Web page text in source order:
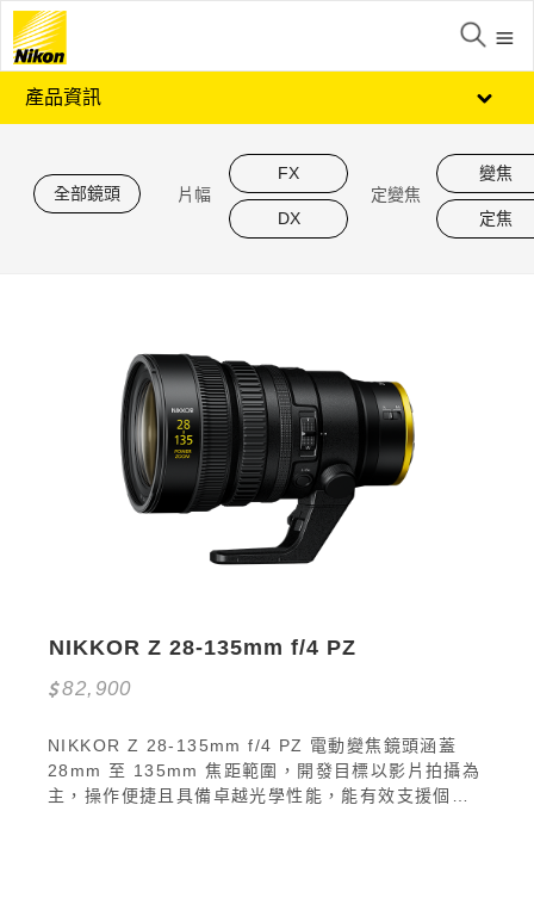
產品資訊
全部鏡頭 片幅
FX
DX
定變焦
變焦
定焦
NIKKOR Z 28-135mm f/4 PZ
82,900
NIKKOR Z 28-135mm f/4 PZ 電動變焦鏡頭涵蓋
28mm 至 135mm 焦距範圍，開發目標以影片拍攝為
主，操作便捷且具備卓越光學性能，能有效支援個人